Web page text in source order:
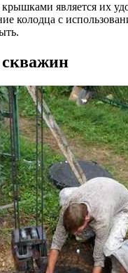
является их
колодца с